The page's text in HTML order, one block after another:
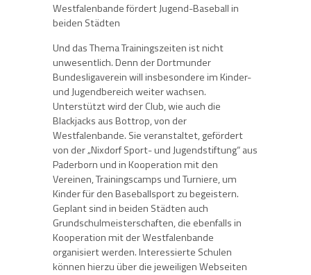
Westfalenbande fördert Jugend-Baseball in
beiden Städten
Und das Thema Trainingszeiten ist nicht
unwesentlich. Denn der Dortmunder
Bundesligaverein will insbesondere im Kinder-
und Jugendbereich weiter wachsen.
Unterstützt wird der Club, wie auch die
Blackjacks aus Bottrop, von der
Westfalenbande. Sie veranstaltet, gefördert
von der „Nixdorf Sport- und Jugendstiftung“ aus
Paderborn und in Kooperation mit den
Vereinen, Trainingscamps und Turniere, um
Kinder für den Baseballsport zu begeistern.
Geplant sind in beiden Städten auch
Grundschulmeisterschaften, die ebenfalls in
Kooperation mit der Westfalenbande
organisiert werden. Interessierte Schulen
können hierzu über die jeweiligen Webseiten